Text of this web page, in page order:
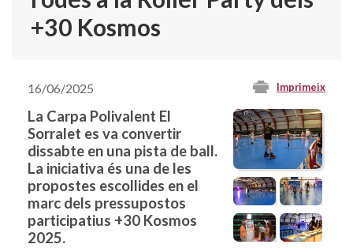
+30 Kosmos
Imprimeix
16/06/2025
La Carpa Polivalent El
Sorralet es va convertir
dissabte en una pista de ball.
La iniciativa és una de les
propostes escollides en el
marc dels pressupostos
participatius +30 Kosmos
2025.